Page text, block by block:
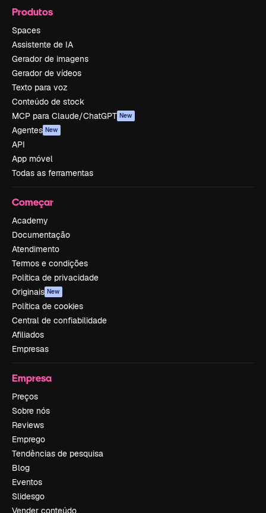
Produtos
Spaces
Assistente de IA
Gerador de imagens
Gerador de vídeos
Texto para voz
Conteúdo de stock
MCP para Claude/ChatGPT New
Agentes New
API
App móvel
Todas as ferramentas
Começar
Academy
Documentação
Atendimento
Termos e condições
Política de privacidade
Originais New
Política de cookies
Central de confiabilidade
Afiliados
Empresas
Empresa
Preços
Sobre nós
Reviews
Emprego
Tendências de pesquisa
Blog
Eventos
Slidesgo
Vender conteúdo